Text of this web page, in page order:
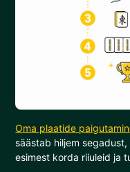
Oma plaatide
säästab hiljem
esimest korda riiuleid ja